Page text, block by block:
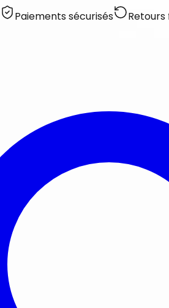
Paiements sécurisés Retours